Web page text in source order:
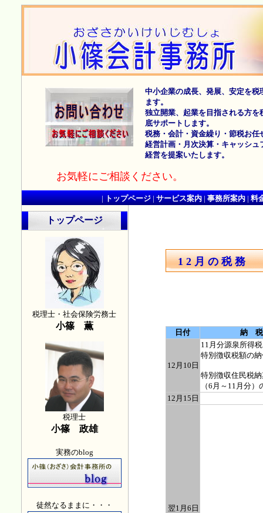
中小企業の成長、発展、安定を税
ます。
独立開業、起業を目指される方を
底サポートします。
税務・会計・資金繰り・節税お任
経営計画・月次決算・キャッシュ
経営を提案いたします。
お気軽にご相談ください。
| トップページ | サービス案内 | 事務所案内 | 料
12月の税務
日付 納 税
12月10日
11月分源泉所得
特別徴収税額の納
特別徴収住民税
（6月～11月分）
12月15日
翌1月6日
トップページ
税理士・社会保険労務士
小篠 薫
税理士
小篠 政雄
実務のblog
徒然なるままに・・・